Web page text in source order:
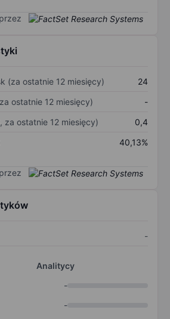
(za ostatnie 12 miesięcy)
24
ostatnie 12 miesięcy)
-
za ostatnie 12 miesięcy)
0,4
40,13%
-
Analitycy
-
-